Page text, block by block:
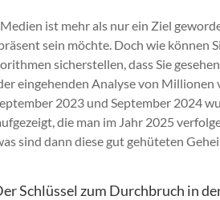
ist mehr als nur ein Ziel
sein möchte. Doch wie können
sicherstellen, dass Sie
eingehenden Analyse von
2023 und September 2024
die man im Jahr 2025
sind dann diese gut gehüteten
Schlüssel zum Durchbruch in